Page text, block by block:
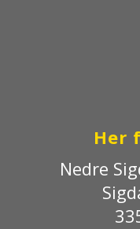
Her
Nedre